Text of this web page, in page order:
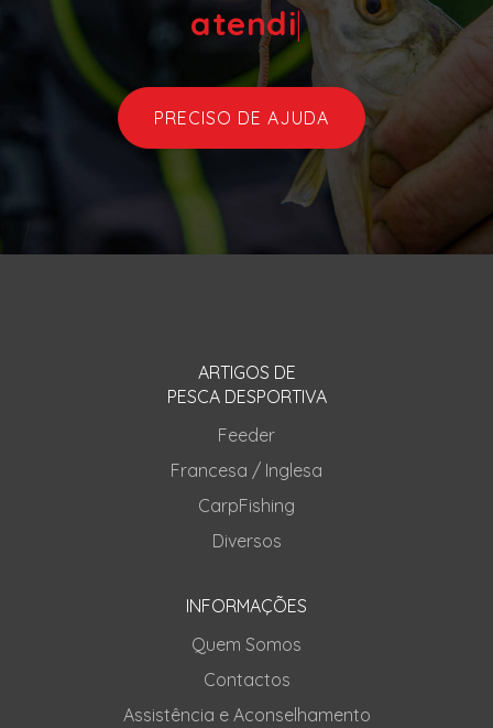
aten|
PRECISO DE AJUDA
ARTIGOS DE
PESCA DESPORTIVA
Feeder
Francesa / Inglesa
CarpFishing
Diversos
INFORMAÇÕES
Quem Somos
Contactos
Assistência e Aconselhamento